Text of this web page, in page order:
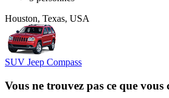
Houston, Texas, USA
SUV Jeep Compass
Vous ne trouvez pas ce que vous